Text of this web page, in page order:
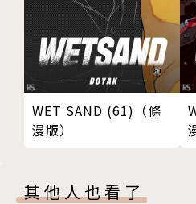
WET SAND (61)（條
漫版）
其他人也看了